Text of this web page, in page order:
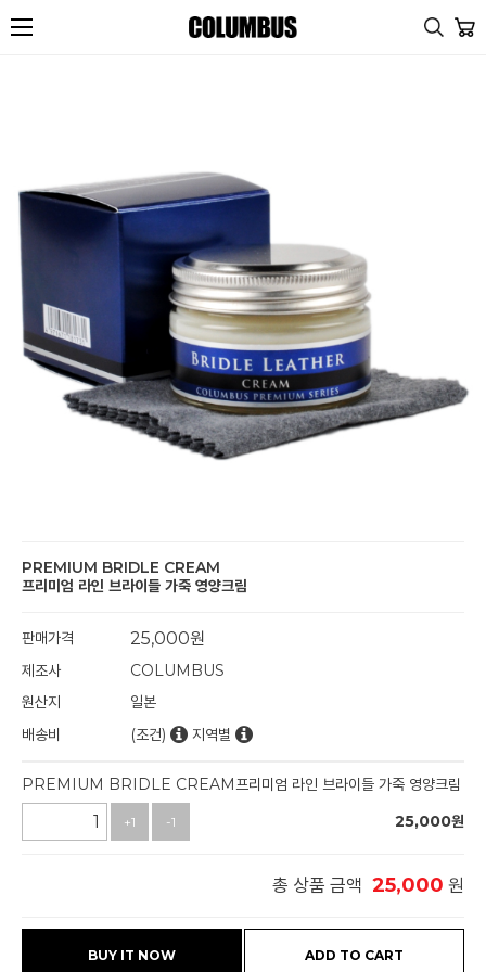
PREMIUM BRIDLE CREAM
프리미엄 라인 브라이들 가죽 영양크림
판매가격 25,000원
제조사
COLUMBUS
원산지
일본
배송비
(조건) 지역별
PREMIUM BRIDLE CREAM프리미엄 라인 브라이들 가죽 영양크림
+1 -1 25,000원
총 상품 금액 25,000 원
BUY IT NOW ADD TO CART